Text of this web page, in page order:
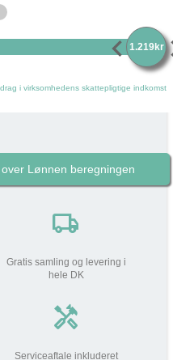
chevron_left1.219kr
i virksomhedens skattepligtige indkomst
1.219 kr
do_not_disturb_on
351 kr
Lønnen beregningen
local_shipping
Gratis samling og levering i
hele DK
handyman
Serviceaftale inkluderet